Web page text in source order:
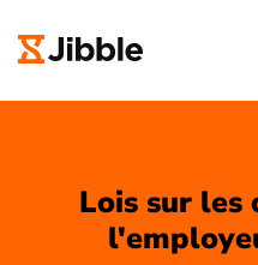
Lois sur les